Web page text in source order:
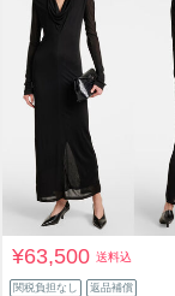
¥63,500送料込
関税負担なし 返品補償